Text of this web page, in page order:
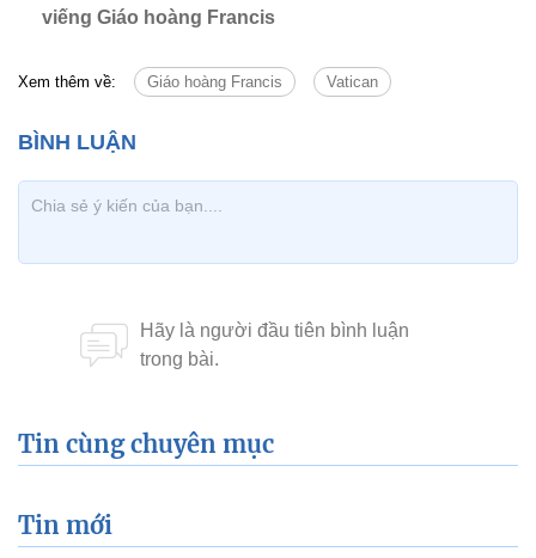
viếng Giáo hoàng Francis
Xem thêm về: Giáo hoàng Francis Vatican
Tin cùng chuyên mục
Tin mới